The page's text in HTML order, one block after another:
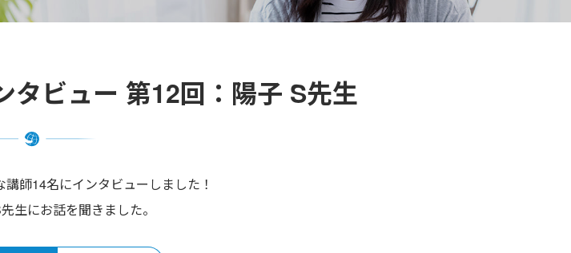
タビュー 第12回：陽子 S先生
師14名にインタビューしました！
生にお話を聞きました。